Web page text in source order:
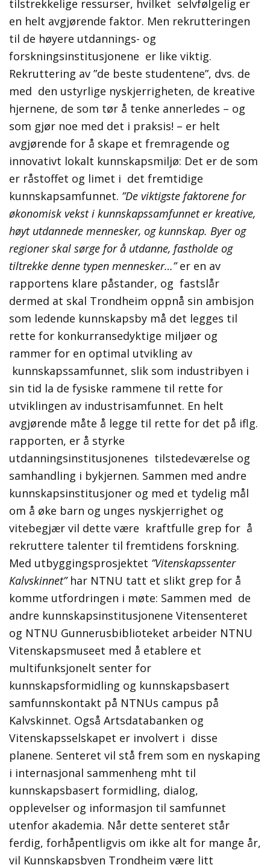
tilstrekkelige ressurser, hvilket selvfølgelig er
en helt avgjørende faktor. Men rekrutteringen
til de høyere utdannings- og
forskningsinstitusjonene er like viktig.
Rekruttering av ”de beste studentene”, dvs. de
med den ustyrlige nyskjerrigheten, de kreative
hjernene, de som tør å tenke annerledes – og
som gjør noe med det i praksis! – er helt
avgjørende for å skape et fremragende og
innovativt lokalt kunnskapsmiljø: Det er de som
er råstoffet og limet i det fremtidige
kunnskapsamfunnet. ”De viktigste faktorene for
økonomisk vekst i kunnskapssamfunnet er kreative,
høyt utdannede mennesker, og kunnskap. Byer og
regioner skal sørge for å utdanne, fastholde og
tiltrekke denne typen mennesker…”er en av
rapportens klare påstander, og fastslår
dermed at skal Trondheim oppnå sin ambisjon
som ledende kunnskapsby må det legges til
rette for konkurransedyktige miljøer og
rammer for en optimal utvikling av
kunnskapssamfunnet, slik som industribyen i
sin tid la de fysiske rammene til rette for
utviklingen av industrisamfunnet. En helt
avgjørende måte å legge til rette for det på iflg.
rapporten, er å styrke
utdanningsinstitusjonenes tilstedeværelse og
samhandling i bykjernen. Sammen med andre
kunnskapsinstitusjoner og med et tydelig mål
om å øke barn og unges nyskjerrighet og
vitebegjær vil dette være kraftfulle grep for å
rekruttere talenter til fremtidens forskning.
Med utbyggingsprosjektet ”Vitenskapssenter
Kalvskinnet”har NTNU tatt et slikt grep for å
komme utfordringen i møte: Sammen med de
andre kunnskapsinstitusjonene Vitensenteret
og NTNU Gunnerusbiblioteket arbeider NTNU
Vitenskapsmuseet med å etablere et
multifunksjonelt senter for
kunnskapsformidling og kunnskapsbasert
samfunnskontakt på NTNUs campus på
Kalvskinnet. Også Artsdatabanken og
Vitenskapsselskapet er involvert i disse
planene. Senteret vil stå frem som en nyskaping
i internasjonal sammenheng mht til
kunnskapsbasert formidling, dialog,
opplevelser og informasjon til samfunnet
utenfor akademia. Når dette senteret står
ferdig, forhåpentligvis om ikke alt for mange år,
vil Kunnskapsbyen Trondheim være litt